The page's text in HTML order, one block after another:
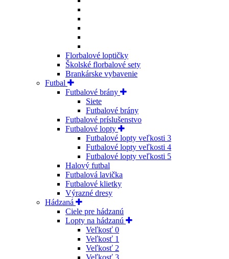
Florbalové loptičky
Školské florbalové sety
Brankárske vybavenie
Futbal
Futbalové brány
Siete
Futbalové brány
Futbalové príslušenstvo
Futbalové lopty
Futbalové lopty veľkosti 3
Futbalové lopty veľkosti 4
Futbalové lopty veľkosti 5
Halový futbal
Futbalová lavička
Futbalové klietky
Výrazné dresy
Hádzaná
Ciele pre hádzanú
Lopty na hádzanú
Veľkosť 0
Veľkosť 1
Veľkosť 2
Veľkosť 3